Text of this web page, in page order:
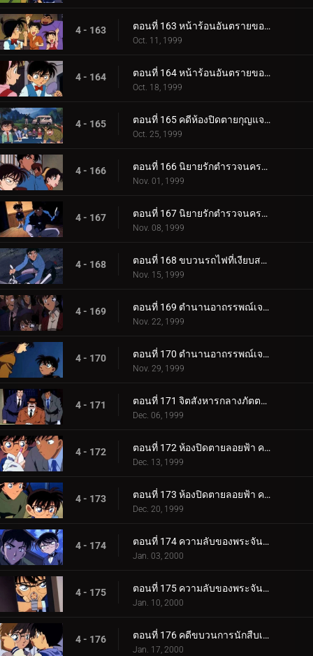
4 - 163 ตอนที่ 163 หน้าร้อนอันตรายของโซโนโกะ (ตอนแรก)
Oct. 11, 1999
4 - 164 ตอนที่ 164 หน้าร้อนอันตรายของโซโนโกะ (ตอนจบ)
Oct. 18, 1999
4 - 165 ตอนที่ 165 คดีห้องปิดตายกุญแจอยู่ในน้ำ
Oct. 25, 1999
4 - 166 ตอนที่ 166 นิยายรักตำรวจนครบาลภาค 2 (ตอนแรก)
Nov. 01, 1999
4 - 167 ตอนที่ 167 นิยายรักตำรวจนครบาลภาค 2 (ตอนจบ)
Nov. 08, 1999
4 - 168 ตอนที่ 168 ขบวนรถไฟที่เงียบสงัด
Nov. 15, 1999
4 - 169 ตอนที่ 169 ตำนานอาถรรพณ์เจดีย์ห้าชั้น (ตอนแรก)
Nov. 22, 1999
4 - 170 ตอนที่ 170 ตำนานอาถรรพณ์เจดีย์ห้าชั้น (ตอนจบ)
Nov. 29, 1999
4 - 171 ตอนที่ 171 จิตสังหารกลางภัตตาคารกลางน้ำ
Dec. 06, 1999
4 - 172 ตอนที่ 172 ห้องปิดตายลอยฟ้า คดีแรกของคุโด้ ชินอิจิ (ตอนพิเศษ ตอนแรก) ยอดนักสืบจิ๋วโคนัน เดอะซีรี__.
Dec. 13, 1999
4 - 173 ตอนที่ 173 ห้องปิดตายลอยฟ้า คดีแรกของคุโด้ ชินอิจิ (ตอนพิเศษ ตอนจบ) ยอดนักสืบจิ๋วโคนัน เดอะซีรีส__.
Dec. 20, 1999
4 - 174 ตอนที่ 174 ความลับของพระจันทร์กับดวงดาวและพระอาทิตย์ (ตอนแรก)
Jan. 03, 2000
4 - 175 ตอนที่ 175 ความลับของพระจันทร์กับดวงดาวและพระอาทิตย์ (ตอนจบ)
Jan. 10, 2000
4 - 176 ตอนที่ 176 คดีขบวนการนักสืบเยาวชนหายตัว
Jan. 17, 2000